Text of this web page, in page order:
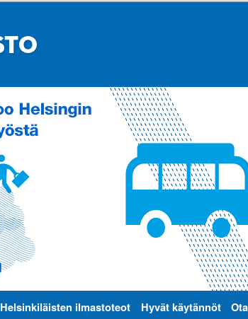
Helsinkiläisten ilmastoteot Hyvät käytännöt